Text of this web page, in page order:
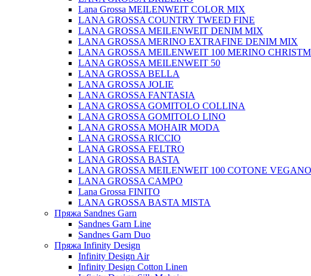
Lana Grossa MEILENWEIT COLOR MIX
LANA GROSSA COUNTRY TWEED FINE
LANA GROSSA MEILENWEIT DENIM MIX
LANA GROSSA MERINO EXTRAFINE DENIM MIX
LANA GROSSA MEILENWEIT 100 MERINO
LANA GROSSA MEILENWEIT 50
LANA GROSSA BELLA
LANA GROSSA JOLIE
LANA GROSSA FANTASIA
LANA GROSSA GOMITOLO COLLINA
LANA GROSSA GOMITOLO LINO
LANA GROSSA MOHAIR MODA
LANA GROSSA RICCIO
LANA GROSSA FELTRO
LANA GROSSA BASTA
LANA GROSSA MEILENWEIT 100 COTONE
LANA GROSSA CAMPO
Lana Grossa FINITO
LANA GROSSA BASTA MISTA
Пряжа Sandnes Garn
Sandnes Garn Line
Sandnes Garn Duo
Пряжа Infinity Design
Infinity Design Air
Infinity Design Cotton Linen